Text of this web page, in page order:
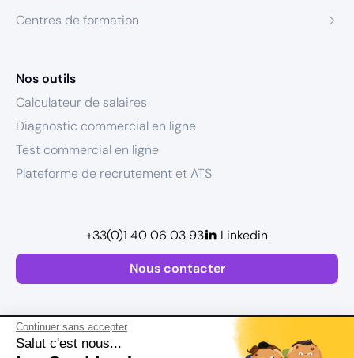
Continuer sans accepter
Salut c'est nous...
Centres de formation
Nos outils
Calculateur de salaires
Diagnostic commercial en ligne
Test commercial en ligne
Plateforme de recrutement et ATS
Nous contacter
+33(0)1 40 06 03 93 Linkedin